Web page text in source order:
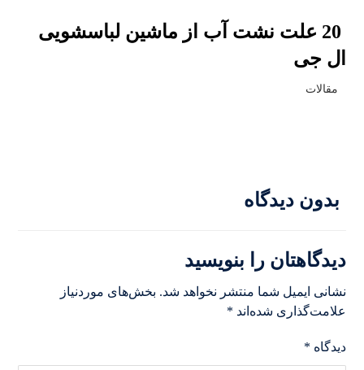
20 علت نشت آب از ماشین لباسشویی
ال جی
مقالات
بدون دیدگاه
دیدگاهتان را بنویسید
نشانی ایمیل شما منتشر نخواهد شد. بخش‌های موردنیاز
علامت‌گذاری شده‌اند *
دیدگاه *